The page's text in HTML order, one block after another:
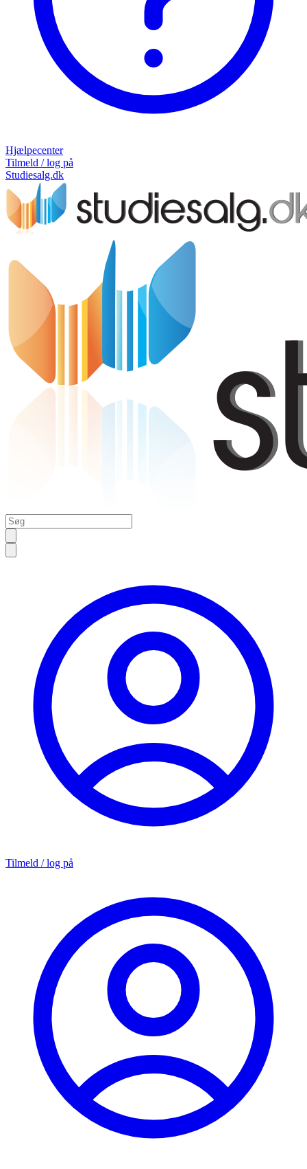
Hjælpecenter
Tilmeld / log på
Studiesalg.dk
Tilmeld / log på